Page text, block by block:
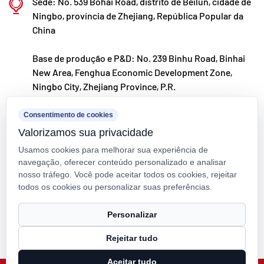
desenvolvimento e fabricação de válvulas, tubos e
conexões de polímero.
Ningbo, província de Zhejiang, República Popular da
China
Base de produção e P&D: No. 239 Binhu Road, Binhai
New Area, Fenghua Economic Development Zone,
Ningbo City, Zhejiang Province, P.R.
kxpv@kxpv.com
+86-18067123177
Direitos autorais © Kaixin Pipeline Technologies Co., Ltd. Todos os
direitos reservados.
Smart Cloud
Consentimento de cookies
Valorizamos sua privacidade
Usamos cookies para melhorar sua experiência de
navegação, oferecer conteúdo personalizado e analisar
nosso tráfego. Você pode aceitar todos os cookies, rejeitar
todos os cookies ou personalizar suas preferências.
Personalizar
Rejeitar tudo
Aceitar tudo